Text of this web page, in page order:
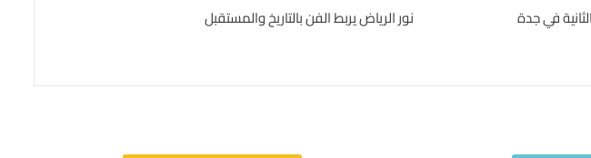
في جدة نور الرياض يربط الفن بالتاريخ والمستقبل